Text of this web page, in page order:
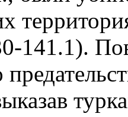
141.1).